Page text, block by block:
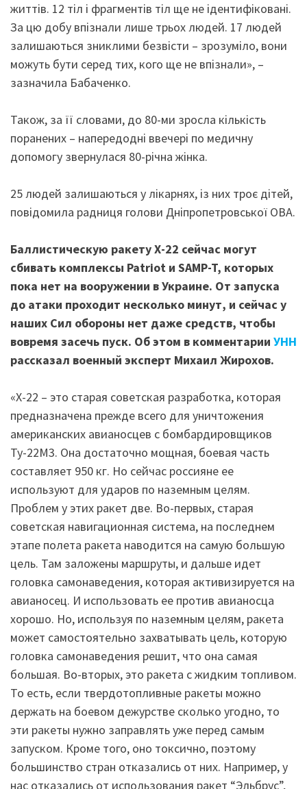
життів. 12 тіл і фрагментів тіл ще не ідентифіковані.
За цю добу впізнали лише трьох людей. 17 людей
залишаються зниклими безвісти – зрозуміло, вони
можуть бути серед тих, кого ще не впізнали», –
зазначила Бабаченко.
Також, за її словами, до 80-ми зросла кількість
поранених – напередодні ввечері по медичну
допомогу звернулася 80-річна жінка.
25 людей залишаються у лікарнях, із них троє дітей,
повідомила радниця голови Дніпропетровської ОВА.
Баллистическую ракету Х-22 сейчас могут
сбивать комплексы Patriot и SAMP-T, которых
пока нет на вооружении в Украине. От запуска
до атаки проходит несколько минут, и сейчас у
наших Сил обороны нет даже средств, чтобы
вовремя засечь пуск. Об этом в комментарии УНН
рассказал военный эксперт Михаил Жирохов.
«Х-22 – это старая советская разработка, которая
предназначена прежде всего для уничтожения
американских авианосцев с бомбардировщиков
Ту-22М3. Она достаточно мощная, боевая часть
составляет 950 кг. Но сейчас россияне ее
используют для ударов по наземным целям.
Проблем у этих ракет две. Во-первых, старая
советская навигационная система, на последнем
этапе полета ракета наводится на самую большую
цель. Там заложены маршруты, и дальше идет
головка самонаведения, которая активизируется на
авианосец. И использовать ее против авианосца
хорошо. Но, используя по наземным целям, ракета
может самостоятельно захватывать цель, которую
головка самонаведения решит, что она самая
большая. Во-вторых, это ракета с жидким топливом.
То есть, если твердотопливные ракеты можно
держать на боевом дежурстве сколько угодно, то
эти ракеты нужно заправлять уже перед самым
запуском. Кроме того, оно токсично, поэтому
большинство стран отказались от них. Например, у
нас отказались от использования ракет “Эльбрус”,